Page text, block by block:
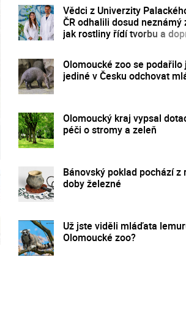
Vědci z Univerzity
ČR odhalili dosud neznámý
jak rostliny řídí tvorbu a
Olomoucké zoo se podařilo
jediné v Česku odchovat
Olomoucký kraj vypsal
péči o stromy a zeleň
Bánovský poklad pochází z
doby železné
Už jste viděli mláďata
Olomoucké zoo?